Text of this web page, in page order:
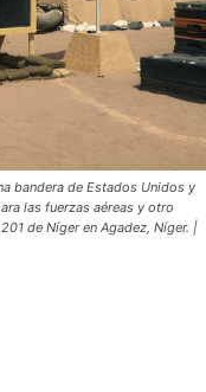
bandera de Estados Unidos y
las fuerzas aéreas y otro
de Níger en Agadez, Níger. |